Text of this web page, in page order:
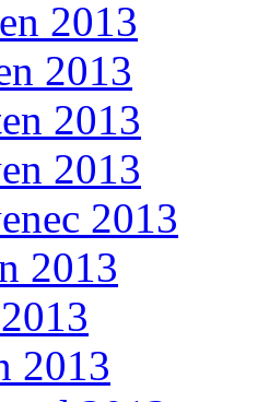
2013
2013
2013
2013
2013
2013
2013